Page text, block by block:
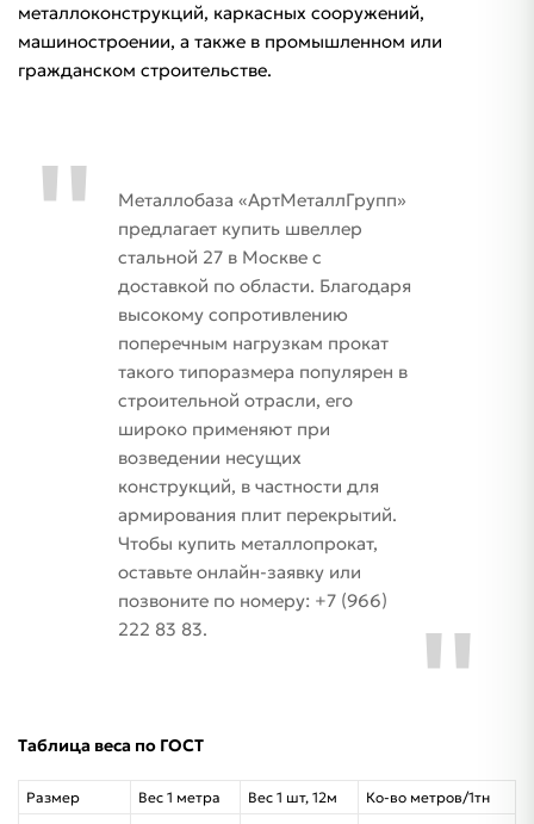
металлоконструкций, каркасных сооружений,
машиностроении, а также в промышленном или
гражданском строительстве.
Металлобаза «АртМеталлГрупп»
предлагает купить швеллер
стальной 27 в Москве с
доставкой по области. Благодаря
высокому сопротивлению
поперечным нагрузкам прокат
такого типоразмера популярен в
строительной отрасли, его
широко применяют при
возведении несущих
конструкций, в частности для
армирования плит перекрытий.
Чтобы купить металлопрокат,
оставьте онлайн-заявку или
позвоните по номеру: +7 (966)
222 83 83.
Таблица веса по ГОСТ
Размер Вес 1 метра Вес 1 шт, 12м Ко-во метров/1тн